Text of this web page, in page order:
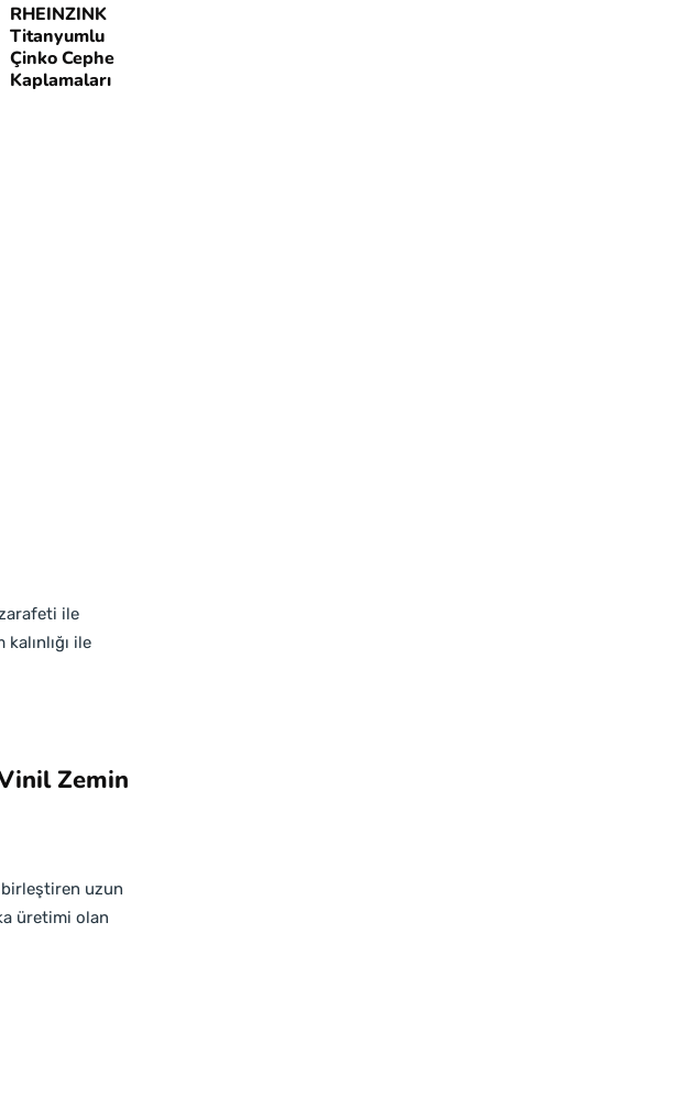
RHEINZINK
Titanyumlu
Çinko Cephe
Kaplamaları
ile
ile
Zemin
birleştiren uzun
üretimi olan